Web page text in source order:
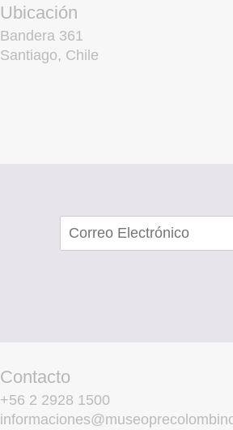
Ubicación
Bandera 361
Santiago, Chile
Contacto
+56 2 2928 1500